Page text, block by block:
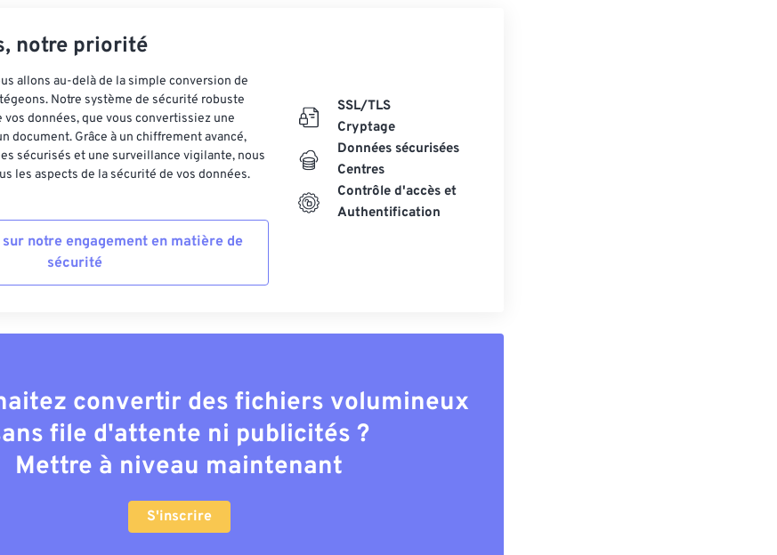
notre priorité
allons au-delà de la simple conversion de
Notre système de sécurité robuste
données, que vous convertissiez une
document. Grâce à un chiffrement avancé,
sécurisés et une surveillance vigilante, nous
les aspects de la sécurité de vos données.
notre engagement en matière de
sécurité
SSL/TLS
Cryptage
Données sécurisées
Centres
Contrôle d'accès et
Authentification
convertir des fichiers volumineux
file d'attente ni publicités ?
Mettre à niveau maintenant
S'inscrire